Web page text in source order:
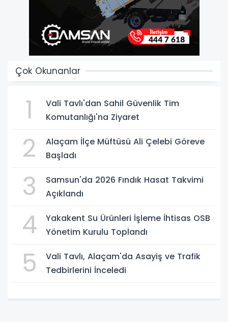
Çok Okunanlar
1
Vali Tavlı'dan Sahil Güvenlik Tim
Komutanlığı'na Ziyaret
2
Alaçam İlçe Müftüsü Ali Çelebi Göreve
Başladı
3
Samsun'da 2026 Fındık Hasat Takvimi
Açıklandı
4
Yakakent Su Ürünleri İşleme İhtisas OSB
Yönetim Kurulu Toplandı
5
Vali Tavlı, Alaçam'da Asayiş ve Trafik
Tedbirlerini İnceledi